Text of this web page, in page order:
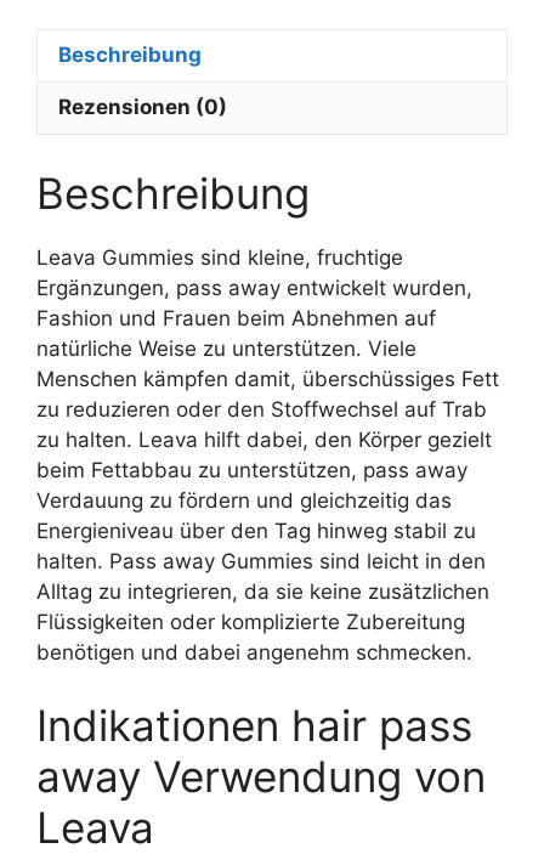
Beschreibung
Rezensionen (0)
Beschreibung
Leava Gummies sind kleine, fruchtige
Ergänzungen, pass away entwickelt wurden,
Fashion und Frauen beim Abnehmen auf
natürliche Weise zu unterstützen. Viele
Menschen kämpfen damit, überschüssiges Fett
zu reduzieren oder den Stoffwechsel auf Trab
zu halten. Leava hilft dabei, den Körper gezielt
beim Fettabbau zu unterstützen, pass away
Verdauung zu fördern und gleichzeitig das
Energieniveau über den Tag hinweg stabil zu
halten. Pass away Gummies sind leicht in den
Alltag zu integrieren, da sie keine zusätzlichen
Flüssigkeiten oder komplizierte Zubereitung
benötigen und dabei angenehm schmecken.
Indikationen hair pass
away Verwendung von
Leava